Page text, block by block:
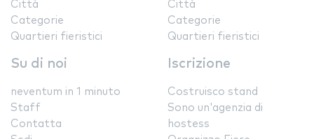
Città
Categorie
Quartieri fieristici
Città
Categorie
Quartieri fieristici
Su di noi
neventum in 1 minuto
Staff
Contatta
Iscrizione
Costruisco stand
Sono un'agenzia di
hostess